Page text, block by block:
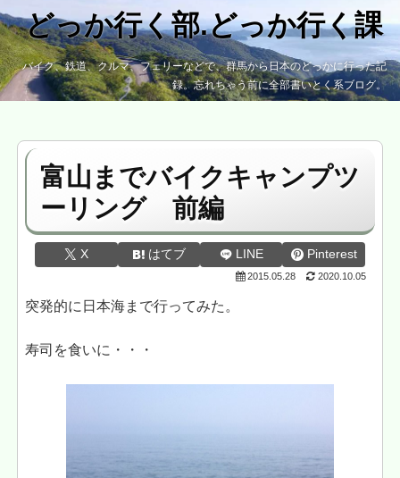
どっか行く部.どっか行く課
バイク、鉄道、クルマ、フェリーなどで、群馬から日本のどっかに行った記
録。忘れちゃう前に全部書いとく系ブログ。
富山までバイクキャンプツ
ーリング 前編
X はてブ LINE Pinterest
2015.05.28 2020.10.05
突発的に日本海まで行ってみた。
寿司を食いに・・・